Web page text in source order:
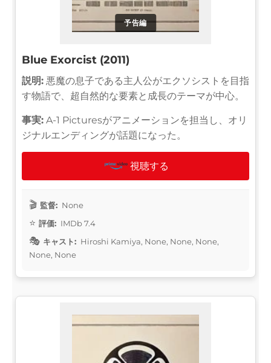
予告編
Blue Exorcist (2011)
説明: 悪魔の息子である主人公がエクソシストを目指
す物語で、超自然的な要素と成長のテーマが中心。
事実: A-1 Picturesがアニメーションを担当し、オリ
ジナルエンディングが話題になった。
視聴する
監督: None
評価: IMDb 7.4
キャスト: Hiroshi Kamiya, None, None, None,
None, None